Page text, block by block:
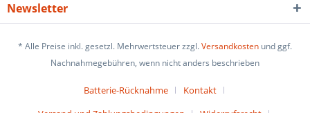
Newsletter
* Alle Preise inkl. gesetzl. Mehrwertsteuer zzgl.Versandkosten und ggf.
Nachnahmegebühren, wenn nicht anders beschrieben
Batterie-Rücknahme
Kontakt